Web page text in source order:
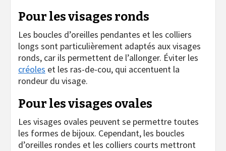
Pour les visages ronds
Les boucles d’oreilles pendantes et les colliers
longs sont particulièrement adaptés aux visages
ronds, car ils permettent de l’allonger. Éviter les
créoles et les ras-de-cou, qui accentuent la
rondeur du visage.
Pour les visages ovales
Les visages ovales peuvent se permettre toutes
les formes de bijoux. Cependant, les boucles
d’oreilles rondes et les colliers courts mettront